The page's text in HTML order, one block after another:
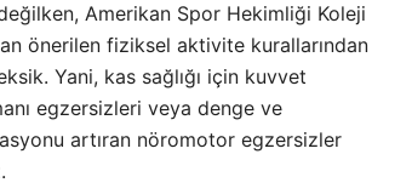
Amerikan Spor Hekimliği Koleji
önerilen fiziksel aktivite kurallarından
Yani, kas sağlığı için kuvvet
egzersizleri veya denge ve
artıran nöromotor egzersizler